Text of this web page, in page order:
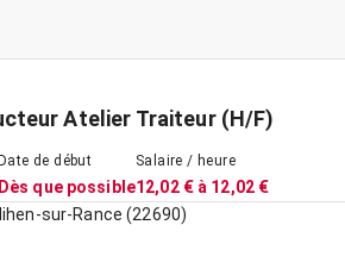
Atelier Traiteur (H/F)
Date de début
Dès que possible
Salaire / heure
12,02 € à 12,02 €
sur-Rance (22690)